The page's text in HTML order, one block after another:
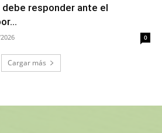
responder ante el
0
Cargar más